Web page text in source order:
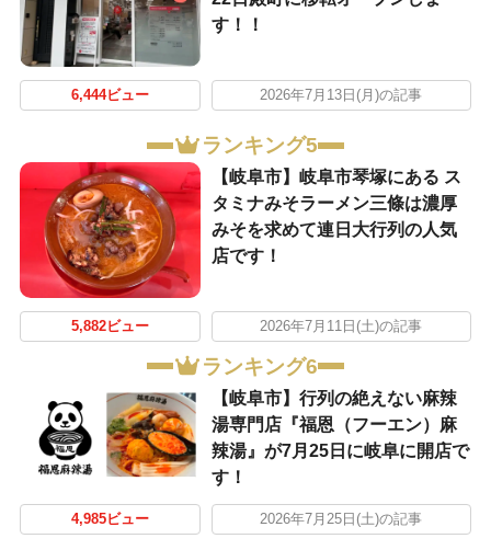
す！！
6,444ビュー 2026年7月13日(月)の記事
ランキング5
【岐阜市】岐阜市琴塚にある ス
タミナみそラーメン三條は濃厚
みそを求めて連日大行列の人気
店です！
5,882ビュー 2026年7月11日(土)の記事
ランキング6
【岐阜市】行列の絶えない麻辣
湯専門店『福恩（フーエン）麻
辣湯』が7月25日に岐阜に開店で
す！
4,985ビュー 2026年7月25日(土)の記事